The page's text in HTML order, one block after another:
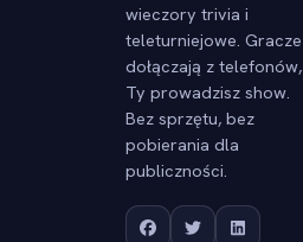
wieczory trivia i
teleturniejowe. Gracze
dołączają z telefonów,
Ty prowadzisz show.
Bez sprzętu, bez
pobierania dla
publiczności.